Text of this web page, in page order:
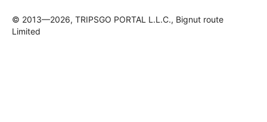
© 2013—2026, TRIPSGO PORTAL L.L.C., Bignut route
Limited